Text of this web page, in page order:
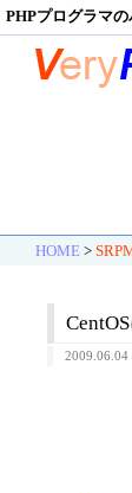
PHPプログラマ
HOME >
2009.06.04